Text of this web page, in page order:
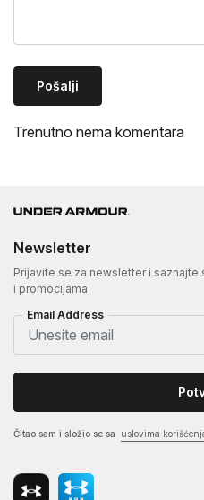
Pošalji
Trenutno nema komentara
Newsletter
Prijavite se za newsletter i
i promocijama
Email Address
Čitao sam i složio se sa uslovima